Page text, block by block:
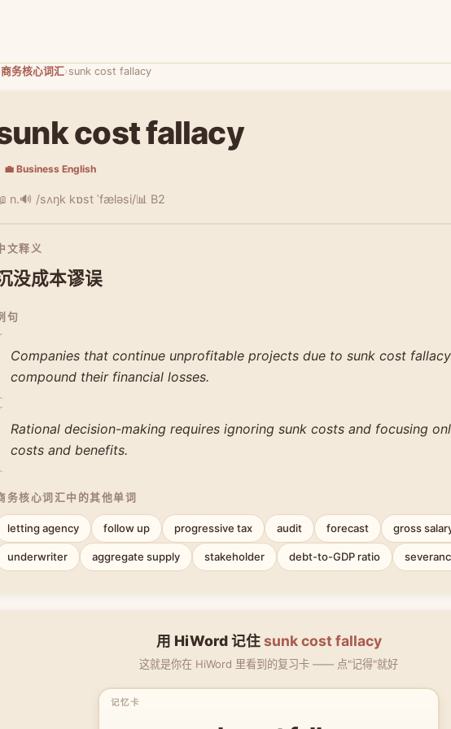
商务核心词汇›sunk cost fallacy
cost fallacy
💼 Business English
n.🔊 /sʌŋk kɒst ˈfæləsi/📊 B2
文释义
没成本谬误
句
Companies that continue unprofitable projects due to sunk cost
compound their financial losses.
Rational decision-making requires ignoring sunk costs and focusing
costs and benefits.
务核心词汇中的其他单词
letting agency follow up progressive tax audit forecast gross
underwriter aggregate supply stakeholder debt-to-GDP ratio
用 HiWord 记住sunk cost fallacy
这就是你在 HiWord 里看到的复习卡 —— 点"记得"就好